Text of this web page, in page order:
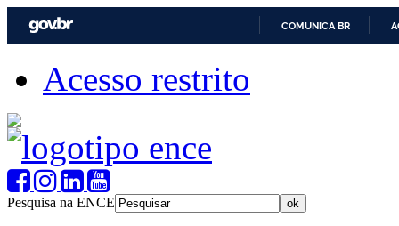
COMUNICA BR
Acesso restrito
Pesquisa na ENCE